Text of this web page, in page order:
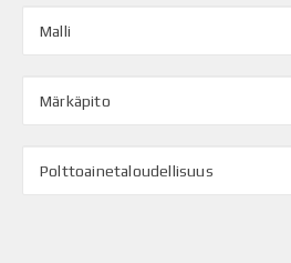
Malli
Märkäpito
Polttoainetaloudellisuus